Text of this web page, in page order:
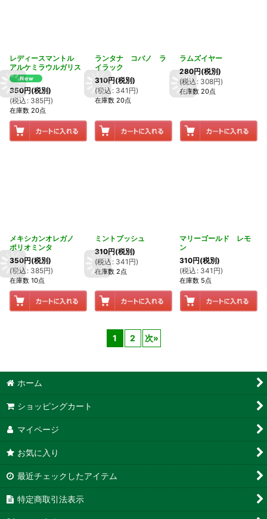
レディースマントル
アルケミラウルガリス
350円(税別)
(税込 : 385円)
在庫数 20点
ランタナ コバノ ラ
イラック
310円(税別)
(税込 : 341 円)
在庫数 20点
ラムズイヤー
280円(税別)
(税込 : 308円)
在庫数 20点
メキシカンオレガノ
ポリオミンタ
350円(税別)
(税込 : 385円)
在庫数 10点
ミントブッシュ
310円(税別)
(税込 : 341 円)
在庫数 2点
マリーゴールド レモ
ン
310円(税別)
(税込 : 341 円)
在庫数 5点
1 2 次»
ホーム
ショッピングカート
マイページ
お気に入り
最近チェックしたアイテム
特定商取引法表示